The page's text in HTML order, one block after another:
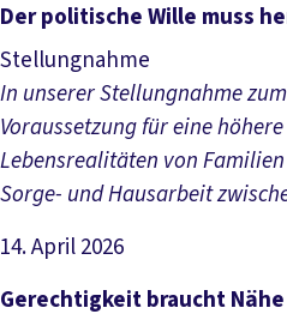
Der politische Wille muss
Stellungnahme
In unserer Stellungnahme
Voraussetzung für eine
Lebensrealitäten von
Sorge- und Hausarbeit
14. April 2026
Datei herunterladen
Gerechtigkeit braucht